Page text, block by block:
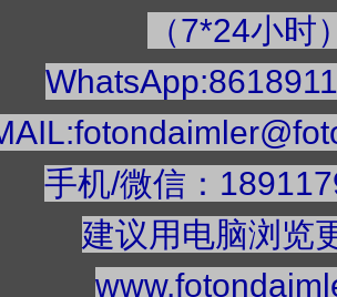
（7*24小时）
手机/微信：
建议用电脑浏览